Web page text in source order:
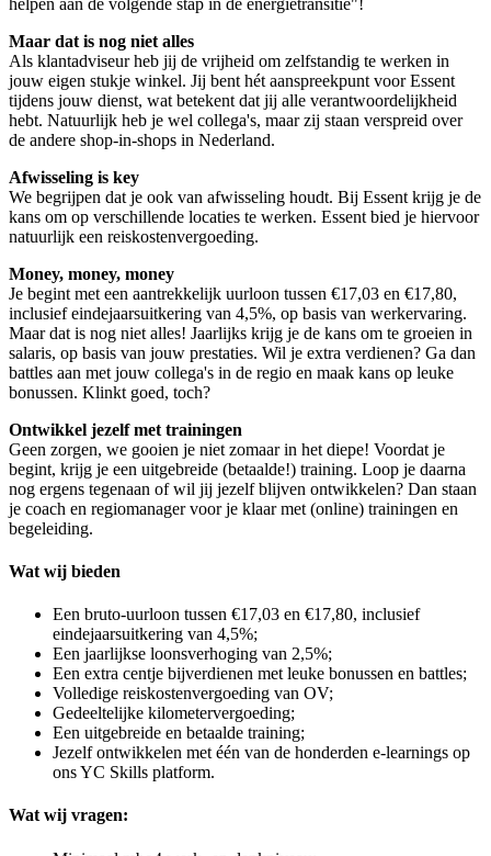
Maar dat is nog niet alles
Als klantadviseur heb jij de vrijheid om zelfstandig te werken in
jouw eigen stukje winkel. Jij bent hét aanspreekpunt voor Essent
tijdens jouw dienst, wat betekent dat jij alle verantwoordelijkheid
hebt. Natuurlijk heb je wel collega's, maar zij staan verspreid over
de andere shop-in-shops in Nederland.
Afwisseling is key
We begrijpen dat je ook van afwisseling houdt. Bij Essent krijg je de
kans om op verschillende locaties te werken. Essent bied je hiervoor
natuurlijk een reiskostenvergoeding.
Money, money, money
Je begint met een aantrekkelijk uurloon tussen €17,03 en €17,80,
inclusief eindejaarsuitkering van 4,5%, op basis van werkervaring.
Maar dat is nog niet alles! Jaarlijks krijg je de kans om te groeien in
salaris, op basis van jouw prestaties. Wil je extra verdienen? Ga dan
battles aan met jouw collega's in de regio en maak kans op leuke
bonussen. Klinkt goed, toch?
Ontwikkel jezelf met trainingen
Geen zorgen, we gooien je niet zomaar in het diepe! Voordat je
begint, krijg je een uitgebreide (betaalde!) training. Loop je daarna
nog ergens tegenaan of wil jij jezelf blijven ontwikkelen? Dan staan
je coach en regiomanager voor je klaar met (online) trainingen en
begeleiding.
Wat wij bieden
Een bruto-uurloon tussen €17,03 en €17,80, inclusief
eindejaarsuitkering van 4,5%;
Een jaarlijkse loonsverhoging van 2,5%;
Een extra centje bijverdienen met leuke bonussen en battles;
Volledige reiskostenvergoeding van OV;
Gedeeltelijke kilometervergoeding;
Een uitgebreide en betaalde training;
Jezelf ontwikkelen met één van de honderden e-learnings op
ons YC Skills platform.
Wat wij vragen: